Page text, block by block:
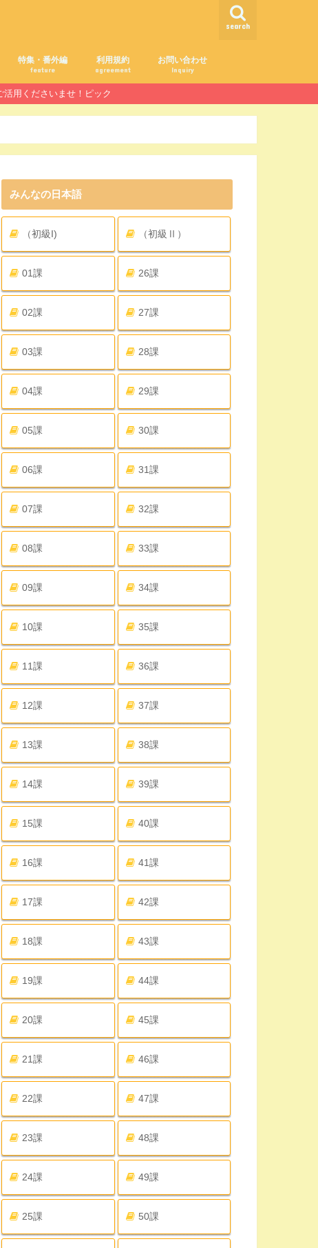
search
特集・番外編
feature
利用規約
agreement
お問い合わせ
Inquiry
用くださいませ！ピック
みんなの日本語
（初級I) （初級Ⅱ）
01課 26課
02課 27課
03課 28課
04課 29課
05課 30課
06課 31課
07課 32課
08課 33課
09課 34課
10課 35課
11課 36課
12課 37課
13課 38課
14課 39課
15課 40課
16課 41課
17課 42課
18課 43課
19課 44課
20課 45課
21課 46課
22課 47課
23課 48課
24課 49課
25課 50課